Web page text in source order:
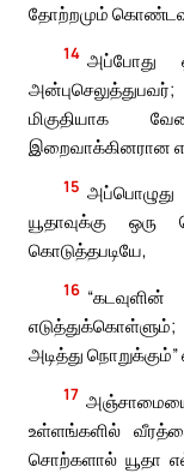
தோற்றமும்
14 அப்போது
மிகுதியாக
இறைவாக்கினரான
15
யூதாவுக்கு
கொடுத்தபடியே,
16
அடித்து
17
உள்ளங்களில் வீரத்தை
சொற்களால் யூதா